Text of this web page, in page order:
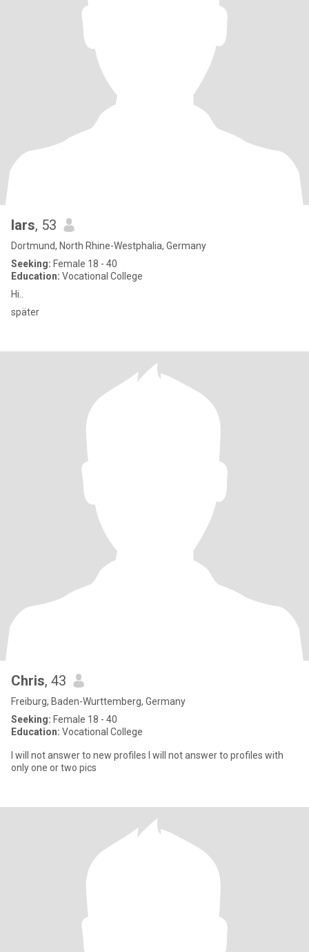
lars, 53
Dortmund, North Rhine-Westphalia, Germany
Seeking: Female 18 - 40
Education: Vocational College
Hi..
später
Chris, 43
Freiburg, Baden-Wurttemberg, Germany
Seeking: Female 18 - 40
Education: Vocational College
I will not answer to new profiles I will not answer to profiles with
only one or two pics